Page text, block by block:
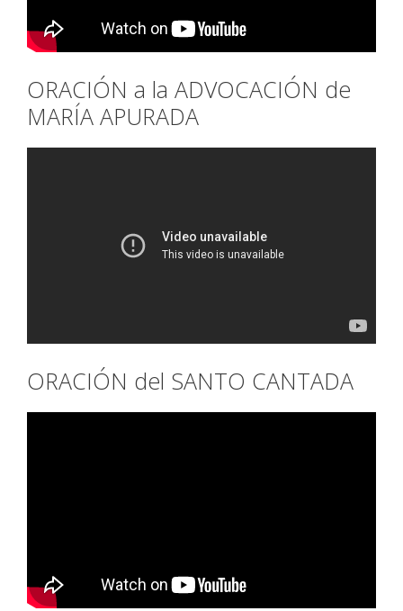
ORACIÓN a la ADVOCACIÓN de
MARÍA APURADA
ORACIÓN del SANTO CANTADA